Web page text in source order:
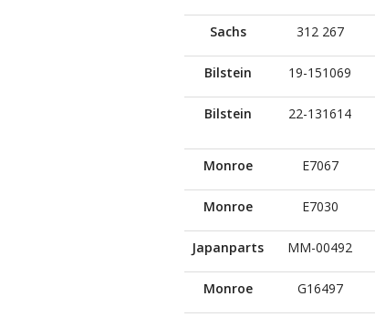
Sachs 312 267
Bilstein 19-151069
Bilstein 22-131614
Monroe E7067
Monroe E7030
Japanparts MM-00492
Monroe G16497